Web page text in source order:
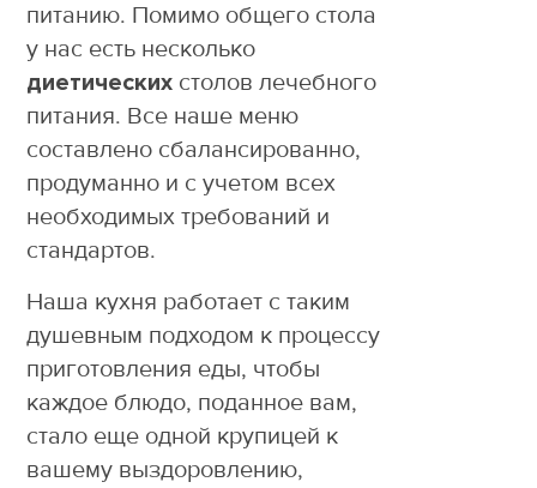
питанию. Помимо общего стола
у нас есть несколько
диетических столов лечебного
питания. Все наше меню
составлено сбалансированно,
продуманно и с учетом всех
необходимых требований и
стандартов.
Наша кухня работает с таким
душевным подходом к процессу
приготовления еды, чтобы
каждое блюдо, поданное вам,
стало еще одной крупицей к
вашему выздоровлению,